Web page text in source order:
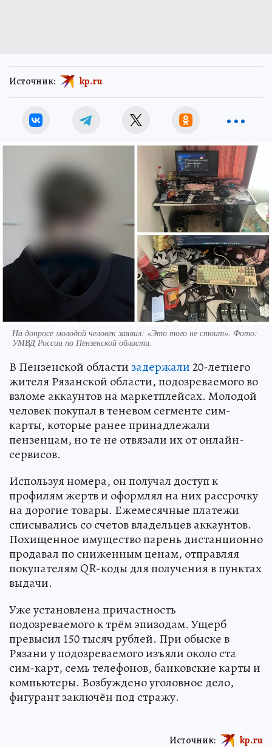
Источник: kp.ru
На допросе молодой человек заявил: «Это того не стоит». Фото:
УМВД России по Пензенской области.
В Пензенской области задержали20-летнего
жителя Рязанской области, подозреваемого во
взломе аккаунтов на маркетплейсах. Молодой
человек покупал в теневом сегменте сим-
карты, которые ранее принадлежали
пензенцам, но те не отвязали их от онлайн-
сервисов.
Используя номера, он получал доступ к
профилям жертв и оформлял на них рассрочку
на дорогие товары. Ежемесячные платежи
списывались со счетов владельцев аккаунтов.
Похищенное имущество парень дистанционно
продавал по сниженным ценам, отправляя
покупателям QR-коды для получения в пунктах
выдачи.
Уже установлена причастность
подозреваемого к трём эпизодам. Ущерб
превысил 150 тысяч рублей. При обыске в
Рязани у подозреваемого изъяли около ста
сим-карт, семь телефонов, банковские карты и
компьютеры. Возбуждено уголовное дело,
фигурант заключён под стражу.
Источник: kp.ru